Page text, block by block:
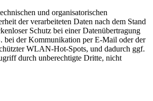
und organisatorischen
der verarbeiteten Daten nach dem Stand
Schutz bei einer Datenübertragung
bei der Kommunikation per E-Mail oder der
WLAN-Hot-Spots, und dadurch ggf.
durch unberechtigte Dritte, nicht